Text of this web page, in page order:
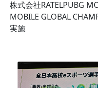
株式会社RATELPUBG
MOBILE GLOBAL
実施